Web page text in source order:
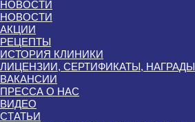
НОВОСТИ
НОВОСТИ
АКЦИИ
РЕЦЕПТЫ
ИСТОРИЯ КЛИНИКИ
ЛИЦЕНЗИИ, СЕРТИФИКАТЫ, НАГРАДЫ
ВАКАНСИИ
ПРЕССА О НАС
ВИДЕО
СТАТЬИ